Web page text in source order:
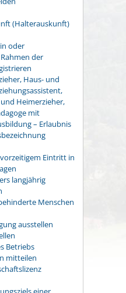
(Halterauskunft)
oder
der
Haus- und
Heimerzieher,
mit
– Erlaubnis
Eintritt in
langjährig
Menschen
ausstellen
Betriebs
mitteilen